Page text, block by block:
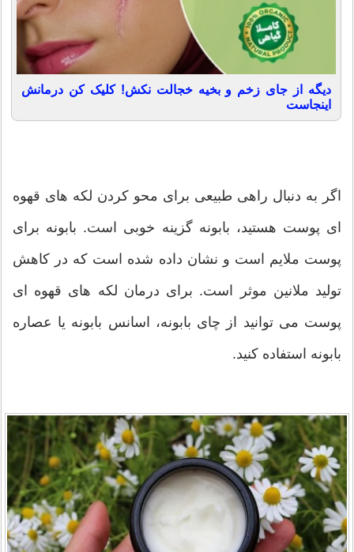
دیگه از جای زخم و بخیه خجالت نکش! کلیک کن درمانش
اینجاست
اگر به دنبال راهی طبیعی برای محو کردن لکه های قهوه
ای پوست هستید، بابونه گزینه خوبی است. بابونه برای
پوست ملایم است و نشان داده شده است که در کاهش
تولید ملانین موثر است. برای درمان لکه های قهوه ای
پوست می توانید از چای بابونه، اسانس بابونه یا عصاره
بابونه استفاده کنید.